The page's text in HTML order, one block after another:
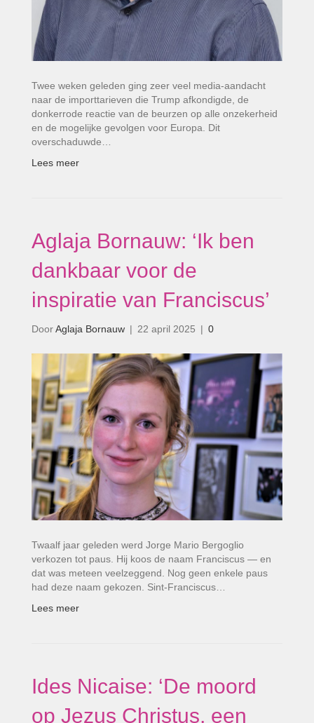
Twee weken geleden ging zeer veel media-aandacht
naar de importtarieven die Trump afkondigde, de
donkerrode reactie van de beurzen op alle onzekerheid
en de mogelijke gevolgen voor Europa. Dit
overschaduwde…
Lees meer
Aglaja Bornauw: ‘Ik ben
dankbaar voor de
inspiratie van Franciscus’
DoorAglaja Bornauw | 22 april 2025 | 0
Twaalf jaar geleden werd Jorge Mario Bergoglio
verkozen tot paus. Hij koos de naam Franciscus — en
dat was meteen veelzeggend. Nog geen enkele paus
had deze naam gekozen. Sint-Franciscus…
Lees meer
Ides Nicaise: ‘De moord
op Jezus Christus, een